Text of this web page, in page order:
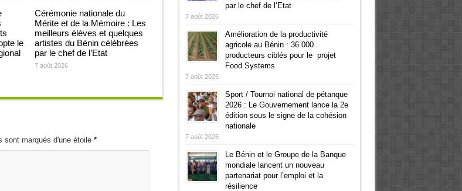
le
Cérémonie nationale du
Mérite et de la Mémoire : Les
meilleurs élèves et quelques
artistes du Bénin célébrées
par le chef de l’Etat
7 août 2026
sont marqués d'une étoile *
par le chef de l’Etat
7 août 2026
Amélioration de la productivité
agricole au Bénin : 36 000
producteurs ciblés pour le projet
Food Systems
7 août 2026
Sport / Tournoi national de pétanque
2026 : Le Gouvernement lance la 2e
édition sous le signe de la cohésion
nationale
7 août 2026
Le Bénin et le Groupe de la Banque
mondiale lancent un nouveau
partenariat pour l’emploi et la
résilience